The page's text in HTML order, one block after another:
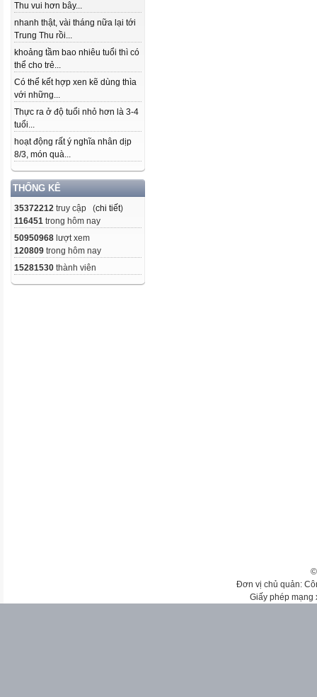
Thu vui hơn bây...
nhanh thật, vài tháng nữa lại tới
Trung Thu rồi...
khoảng tầm bao nhiêu tuổi thì có
thể cho trẻ...
Có thể kết hợp xen kẽ dùng thìa
với những...
Thực ra ở độ tuổi nhỏ hơn là 3-4
tuổi...
hoạt động rất ý nghĩa nhân dịp
8/3, món quà...
THỐNG KÊ
35372212 truy cập (chi tiết)
116451 trong hôm nay
50950968 lượt xem
120809 trong hôm nay
15281530 thành viên
Đơn vị chủ quản:
Giấy phép mạng